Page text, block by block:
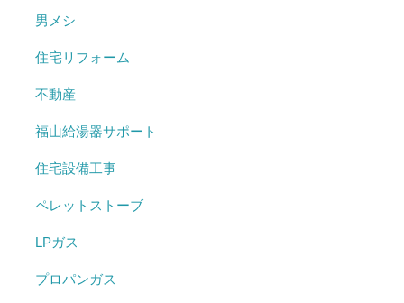
男メシ
住宅リフォーム
不動産
福山給湯器サポート
住宅設備工事
ペレットストーブ
LPガス
プロパンガス